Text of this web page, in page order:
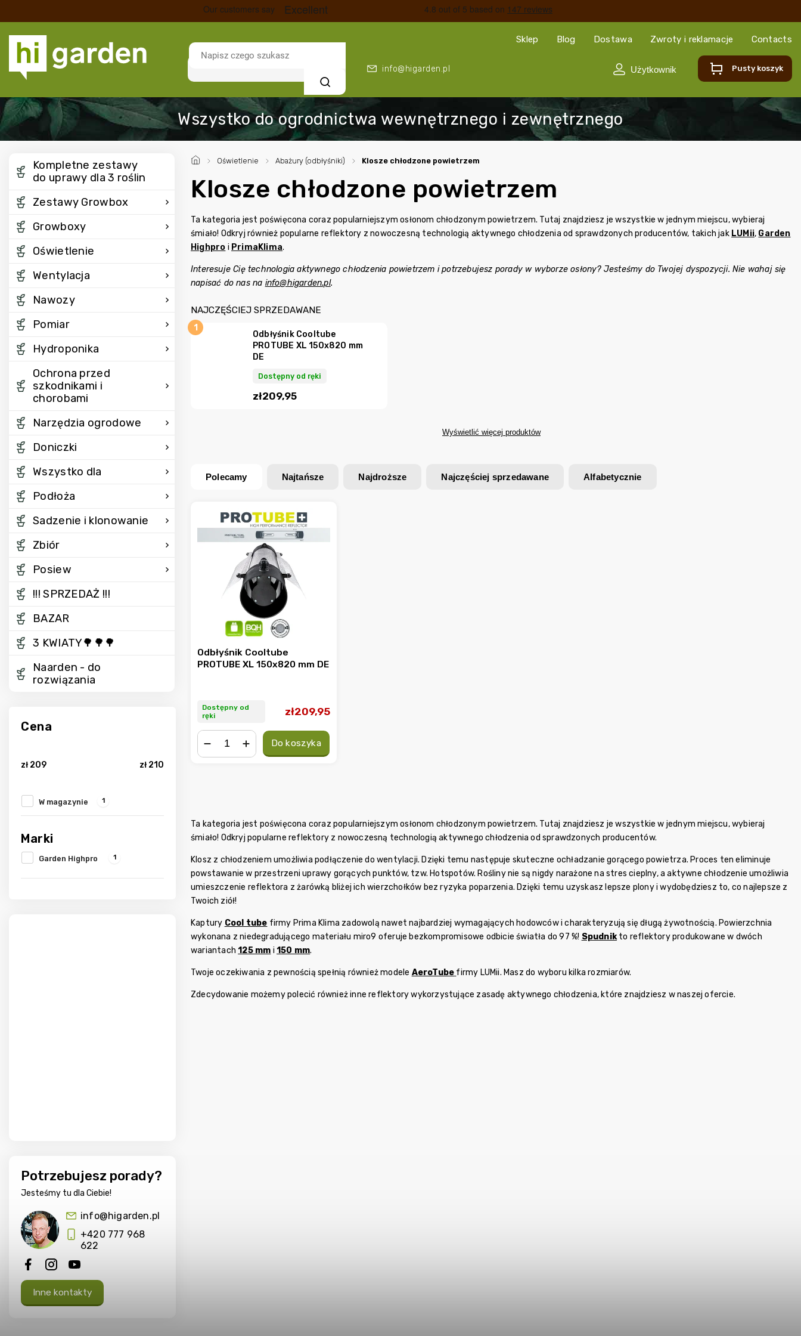
info@higarden.pl
Sklep Blog Dostawa Zwroty i reklamacje Contacts
Szukaj
Pusty koszyk
/ Oświetlenie / Abażury (odbłyśniki) / Klosze chłodzone powietrzem
Kompletne zestawy
do uprawy dla 3 roślin
Zestawy Growbox
Growboxy
Oświetlenie
Wentylacja
Nawozy
Pomiar
Hydroponika
Ochrona przed
szkodnikami i
chorobami
Narzędzia ogrodowe
Doniczki
Wszystko dla
Podłoża
Sadzenie i klonowanie
Zbiór
Posiew
!!! SPRZEDAŻ !!!
BAZAR
3 KWIATY🌳🌳🌳
Naarden - do
rozwiązania
Cena
zł 209 zł 210
W magazynie 1
Marki
Garden Highpro 1
Potrzebujesz porady?
Jesteśmy tu dla Ciebie!
info@higarden.pl
+420 777 968
622
Inne kontakty
Klosze chłodzone powietrzem
Ta kategoria jest poświęcona coraz popularniejszym osłonom chłodzonym powietrzem. Tutaj znajdziesz je wszystkie w jednym miejscu, wybieraj
śmiało! Odkryj również popularne reflektory z nowoczesną technologią aktywnego chłodzenia od sprawdzonych producentów, takich jak LUMii, Garden
Highpro i PrimaKlima.
Interesuje Cię technologia aktywnego chłodzenia powietrzem i potrzebujesz porady w wyborze osłony? Jesteśmy do Twojej dyspozycji. Nie wahaj się
napisać do nas na info@higarden.pl.
NAJCZĘŚCIEJ SPRZEDAWANE
Odbłyśnik Cooltube
PROTUBE XL 150x820 mm
DE
Dostępny od ręki
zł209,95
Wyświetlić więcej produktów
Polecamy Najtańsze Najdroższe Najczęściej sprzedawane Alfabetycznie
Odbłyśnik Cooltube
PROTUBE XL 150x820 mm DE
Dostępny od
ręki
zł209,95
Do koszyka
Ta kategoria jest poświęcona coraz popularniejszym osłonom chłodzonym powietrzem. Tutaj znajdziesz je wszystkie w jednym miejscu, wybieraj
śmiało! Odkryj popularne reflektory z nowoczesną technologią aktywnego chłodzenia od sprawdzonych producentów.
Klosz z chłodzeniem umożliwia podłączenie do wentylacji. Dzięki temu następuje skuteczne ochładzanie gorącego powietrza. Proces ten eliminuje
powstawanie w przestrzeni uprawy gorących punktów, tzw. Hotspotów. Rośliny nie są nigdy narażone na stres cieplny, a aktywne chłodzenie umożliwia
umieszczenie reflektora z żarówką bliżej ich wierzchołków bez ryzyka poparzenia. Dzięki temu uzyskasz lepsze plony i wydobędziesz to, co najlepsze z
Twoich ziół!
Kaptury Cool tube firmy Prima Klima zadowolą nawet najbardziej wymagających hodowców i charakteryzują się długą żywotnością. Powierzchnia
wykonana z niedegradującego materiału miro9 oferuje bezkompromisowe odbicie światła do 97 %! Spudnikto reflektory produkowane w dwóch
wariantach125 mm i150 mm.
Twoje oczekiwania z pewnością spełnią również modele AeroTube firmy LUMii. Masz do wyboru kilka rozmiarów.
Zdecydowanie możemy polecić również inne reflektory wykorzystujące zasadę aktywnego chłodzenia, które znajdziesz w naszej ofercie.